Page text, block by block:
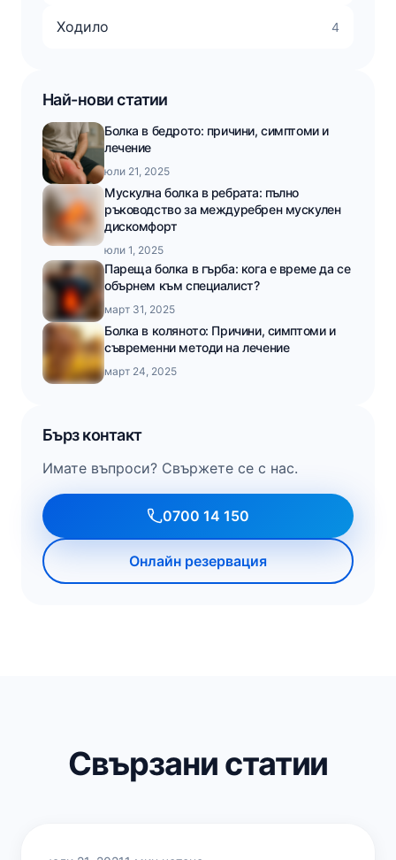
Ходило 4
Най-нови статии
Болка в бедрото: причини, симптоми и
лечение
юли 21, 2025
Мускулна болка в ребрата: пълно
ръководство за междуребрен мускулен
дискомфорт
юли 1, 2025
Пареща болка в гърба: кога е време да се
обърнем към специалист?
март 31, 2025
Болка в коляното: Причини, симптоми и
съвременни методи на лечение
март 24, 2025
Бърз контакт
Имате въпроси? Свържете се с нас.
0700 14 150
Онлайн резервация
Свързани статии